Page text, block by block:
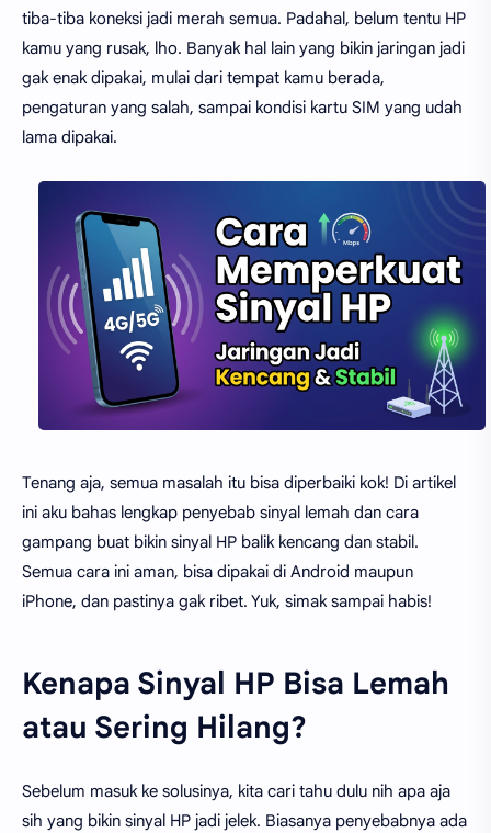
tiba-tiba koneksi jadi merah semua. Padahal, belum tentu HP
kamu yang rusak, lho. Banyak hal lain yang bikin jaringan jadi
gak enak dipakai, mulai dari tempat kamu berada,
pengaturan yang salah, sampai kondisi kartu SIM yang udah
lama dipakai.
Tenang aja, semua masalah itu bisa diperbaiki kok! Di artikel
ini aku bahas lengkap penyebab sinyal lemah dan cara
gampang buat bikin sinyal HP balik kencang dan stabil.
Semua cara ini aman, bisa dipakai di Android maupun
iPhone, dan pastinya gak ribet. Yuk, simak sampai habis!
Kenapa Sinyal HP Bisa Lemah
atau Sering Hilang?
Sebelum masuk ke solusinya, kita cari tahu dulu nih apa aja
sih yang bikin sinyal HP jadi jelek. Biasanya penyebabnya ada